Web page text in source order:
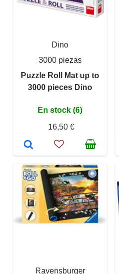
Dino
3000 piezas
Puzzle Roll Mat up to
3000 pieces Dino
En stock (6)
16,50 €
Ravensburger